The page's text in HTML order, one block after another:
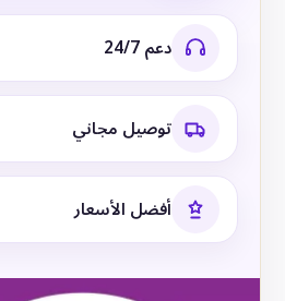
دعم 24/7
توصيل مجاني
أفضل الأسعار